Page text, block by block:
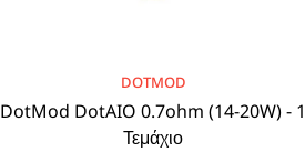
DOTMOD
DotMod DotAIO 0.7ohm (14-20W) - 1
Τεμάχιο